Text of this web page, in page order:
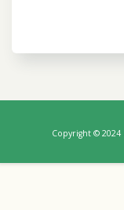
ゲ
シ
ョ
ン
Copyright © 2024